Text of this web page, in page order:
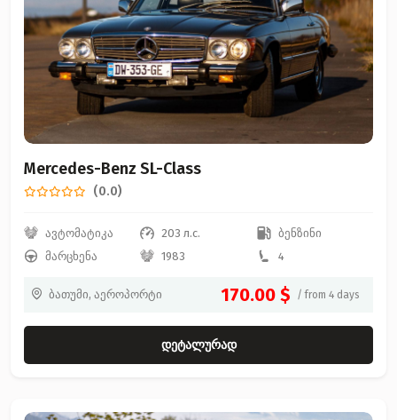
Mercedes-Benz SL-Class
(0.0)
ავტომატიკა 203 л.с.
ბენზინი
მარცხენა
1983 4
ბათუმი, აეროპორტი 170.00 $ / from 4 days
დეტალურად